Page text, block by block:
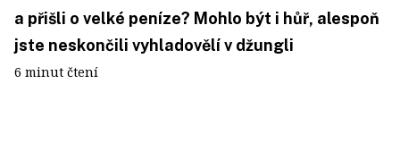
a přišli o velké peníze? Mohlo být i hůř, alespoň
jste neskončili vyhladovělí v džungli
6 minut čtení